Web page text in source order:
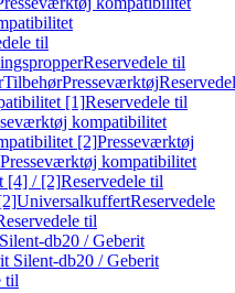
til
Reservedele til
TilbehørPresseværktøj
[1]Reservedele til
kompatibilitet
[2]Presseværktøj
kompatibilitet
[4] / [2]Reservedele til
UniversalkuffertReservedele
til
db20 / Geberit
Silent-db20 / Geberit
til